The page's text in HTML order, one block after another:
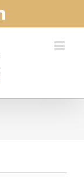
linkedin